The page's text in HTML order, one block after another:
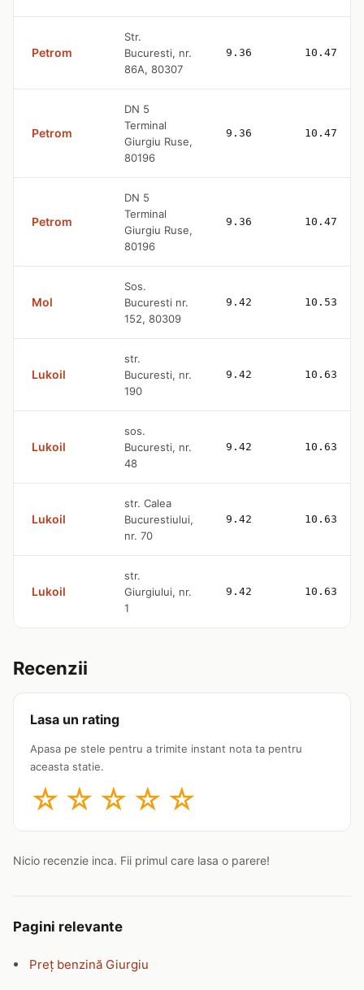
Petrom
Str.
Bucuresti, nr.
86A, 80307
9.36 10.47
Petrom
DN 5
Terminal
Giurgiu Ruse,
80196
9.36 10.47
Petrom
DN 5
Terminal
Giurgiu Ruse,
80196
9.36 10.47
Mol
Sos.
Bucuresti nr.
152, 80309
9.42 10.53
Lukoil
str.
Bucuresti, nr.
190
9.42 10.63
Lukoil
sos.
Bucuresti, nr.
48
9.42 10.63
Lukoil
str. Calea
Bucurestiului,
nr. 70
9.42 10.63
Lukoil
str.
Giurgiului, nr.
1
9.42 10.63
Recenzii
Lasa un rating
Apasa pe stele pentru a trimite instant nota ta pentru
aceasta statie.
☆ ☆ ☆ ☆ ☆
Nicio recenzie inca. Fii primul care lasa o parere!
Pagini relevante
Preț benzină Giurgiu